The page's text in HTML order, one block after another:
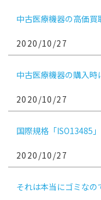
中古医療機器の高価
2020/10/27
中古医療機器の購入時
2020/10/27
国際規格「ISO13485
2020/10/27
それは本当にゴミなの